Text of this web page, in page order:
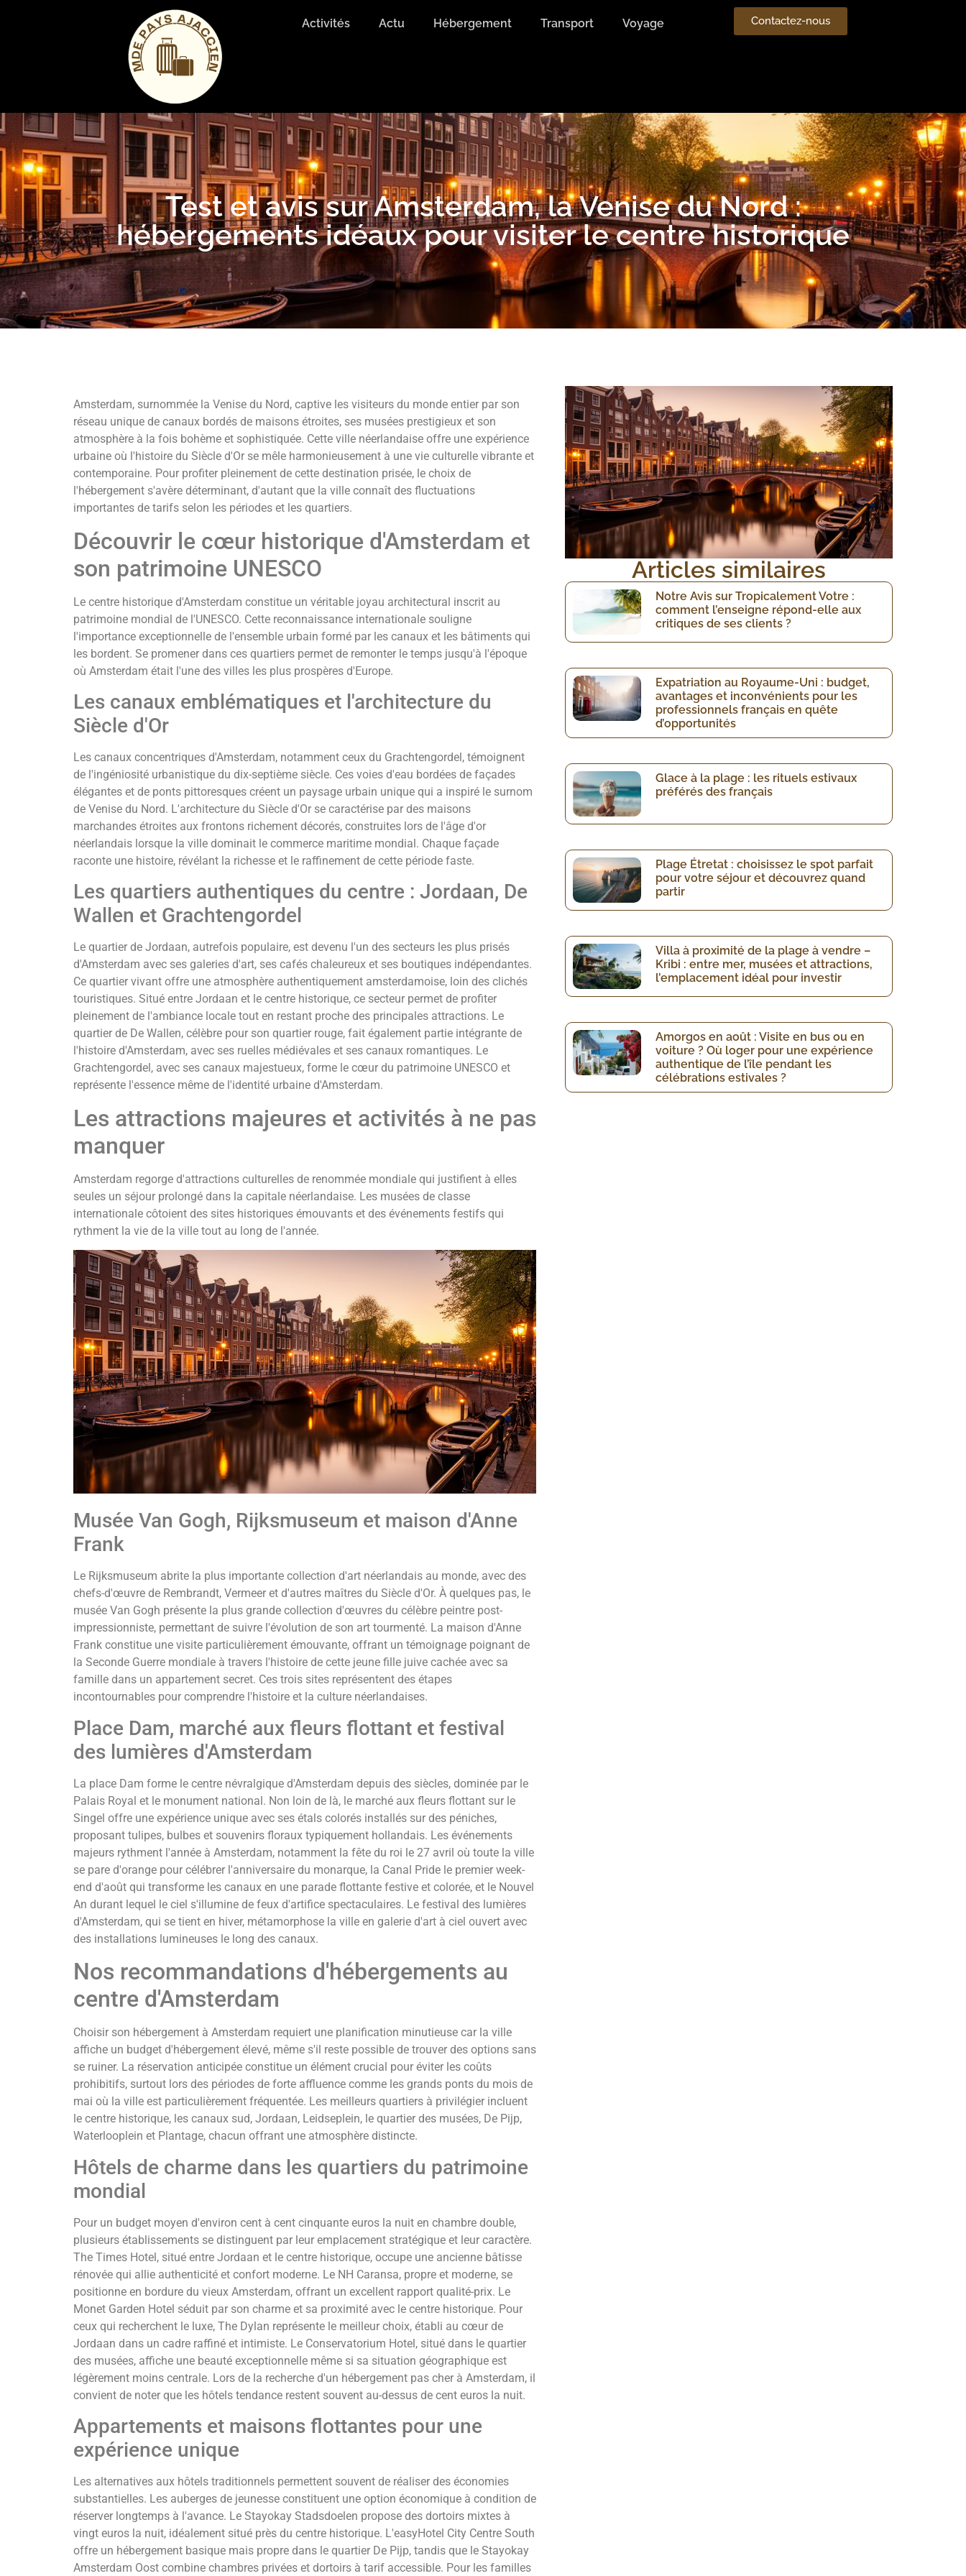
Activités Actu Hébergement Transport Voyage Contactez-nous
Test et avis sur Amsterdam, la Venise du Nord :
hébergements idéaux pour visiter le centre historique
Amsterdam, surnommée la Venise du Nord, captive les visiteurs du monde entier par son
réseau unique de canaux bordés de maisons étroites, ses musées prestigieux et son
atmosphère à la fois bohème et sophistiquée. Cette ville néerlandaise offre une expérience
urbaine où l'histoire du Siècle d'Or se mêle harmonieusement à une vie culturelle vibrante et
contemporaine. Pour profiter pleinement de cette destination prisée, le choix de
l'hébergement s'avère déterminant, d'autant que la ville connaît des fluctuations
importantes de tarifs selon les périodes et les quartiers.
Découvrir le cœur historique d'Amsterdam et
son patrimoine UNESCO
Le centre historique d'Amsterdam constitue un véritable joyau architectural inscrit au
patrimoine mondial de l'UNESCO. Cette reconnaissance internationale souligne
l'importance exceptionnelle de l'ensemble urbain formé par les canaux et les bâtiments qui
les bordent. Se promener dans ces quartiers permet de remonter le temps jusqu'à l'époque
où Amsterdam était l'une des villes les plus prospères d'Europe.
Les canaux emblématiques et l'architecture du
Siècle d'Or
Les canaux concentriques d'Amsterdam, notamment ceux du Grachtengordel, témoignent
de l'ingéniosité urbanistique du dix-septième siècle. Ces voies d'eau bordées de façades
élégantes et de ponts pittoresques créent un paysage urbain unique qui a inspiré le surnom
de Venise du Nord. L'architecture du Siècle d'Or se caractérise par des maisons
marchandes étroites aux frontons richement décorés, construites lors de l'âge d'or
néerlandais lorsque la ville dominait le commerce maritime mondial. Chaque façade
raconte une histoire, révélant la richesse et le raffinement de cette période faste.
Les quartiers authentiques du centre : Jordaan, De
Wallen et Grachtengordel
Le quartier de Jordaan, autrefois populaire, est devenu l'un des secteurs les plus prisés
d'Amsterdam avec ses galeries d'art, ses cafés chaleureux et ses boutiques indépendantes.
Ce quartier vivant offre une atmosphère authentiquement amsterdamoise, loin des clichés
touristiques. Situé entre Jordaan et le centre historique, ce secteur permet de profiter
pleinement de l'ambiance locale tout en restant proche des principales attractions. Le
quartier de De Wallen, célèbre pour son quartier rouge, fait également partie intégrante de
l'histoire d'Amsterdam, avec ses ruelles médiévales et ses canaux romantiques. Le
Grachtengordel, avec ses canaux majestueux, forme le cœur du patrimoine UNESCO et
représente l'essence même de l'identité urbaine d'Amsterdam.
Les attractions majeures et activités à ne pas
manquer
Amsterdam regorge d'attractions culturelles de renommée mondiale qui justifient à elles
seules un séjour prolongé dans la capitale néerlandaise. Les musées de classe
internationale côtoient des sites historiques émouvants et des événements festifs qui
rythment la vie de la ville tout au long de l'année.
Musée Van Gogh, Rijksmuseum et maison d'Anne
Frank
Le Rijksmuseum abrite la plus importante collection d'art néerlandais au monde, avec des
chefs-d'œuvre de Rembrandt, Vermeer et d'autres maîtres du Siècle d'Or. À quelques pas, le
musée Van Gogh présente la plus grande collection d'œuvres du célèbre peintre post-
impressionniste, permettant de suivre l'évolution de son art tourmenté. La maison d'Anne
Frank constitue une visite particulièrement émouvante, offrant un témoignage poignant de
la Seconde Guerre mondiale à travers l'histoire de cette jeune fille juive cachée avec sa
famille dans un appartement secret. Ces trois sites représentent des étapes
incontournables pour comprendre l'histoire et la culture néerlandaises.
Place Dam, marché aux fleurs flottant et festival
des lumières d'Amsterdam
La place Dam forme le centre névralgique d'Amsterdam depuis des siècles, dominée par le
Palais Royal et le monument national. Non loin de là, le marché aux fleurs flottant sur le
Singel offre une expérience unique avec ses étals colorés installés sur des péniches,
proposant tulipes, bulbes et souvenirs floraux typiquement hollandais. Les événements
majeurs rythment l'année à Amsterdam, notamment la fête du roi le 27 avril où toute la ville
se pare d'orange pour célébrer l'anniversaire du monarque, la Canal Pride le premier week-
end d'août qui transforme les canaux en une parade flottante festive et colorée, et le Nouvel
An durant lequel le ciel s'illumine de feux d'artifice spectaculaires. Le festival des lumières
d'Amsterdam, qui se tient en hiver, métamorphose la ville en galerie d'art à ciel ouvert avec
des installations lumineuses le long des canaux.
Nos recommandations d'hébergements au
centre d'Amsterdam
Choisir son hébergement à Amsterdam requiert une planification minutieuse car la ville
affiche un budget d'hébergement élevé, même s'il reste possible de trouver des options sans
se ruiner. La réservation anticipée constitue un élément crucial pour éviter les coûts
prohibitifs, surtout lors des périodes de forte affluence comme les grands ponts du mois de
mai où la ville est particulièrement fréquentée. Les meilleurs quartiers à privilégier incluent
le centre historique, les canaux sud, Jordaan, Leidseplein, le quartier des musées, De Pijp,
Waterlooplein et Plantage, chacun offrant une atmosphère distincte.
Hôtels de charme dans les quartiers du patrimoine
mondial
Pour un budget moyen d'environ cent à cent cinquante euros la nuit en chambre double,
plusieurs établissements se distinguent par leur emplacement stratégique et leur caractère.
The Times Hotel, situé entre Jordaan et le centre historique, occupe une ancienne bâtisse
rénovée qui allie authenticité et confort moderne. Le NH Caransa, propre et moderne, se
positionne en bordure du vieux Amsterdam, offrant un excellent rapport qualité-prix. Le
Monet Garden Hotel séduit par son charme et sa proximité avec le centre historique. Pour
ceux qui recherchent le luxe, The Dylan représente le meilleur choix, établi au cœur de
Jordaan dans un cadre raffiné et intimiste. Le Conservatorium Hotel, situé dans le quartier
des musées, affiche une beauté exceptionnelle même si sa situation géographique est
légèrement moins centrale. Lors de la recherche d'un hébergement pas cher à Amsterdam, il
convient de noter que les hôtels tendance restent souvent au-dessus de cent euros la nuit.
Appartements et maisons flottantes pour une
expérience unique
Les alternatives aux hôtels traditionnels permettent souvent de réaliser des économies
substantielles. Les auberges de jeunesse constituent une option économique à condition de
réserver longtemps à l'avance. Le Stayokay Stadsdoelen propose des dortoirs mixtes à
vingt euros la nuit, idéalement situé près du centre historique. L'easyHotel City Centre South
offre un hébergement basique mais propre dans le quartier De Pijp, tandis que le Stayokay
Amsterdam Oost combine chambres privées et dortoirs à tarif accessible. Pour les familles
Articles similaires
Notre Avis sur Tropicalement Votre :
comment l’enseigne répond-elle aux
critiques de ses clients ?
Expatriation au Royaume-Uni : budget,
avantages et inconvénients pour les
professionnels français en quête
d’opportunités
Glace à la plage : les rituels estivaux
préférés des français
Plage Étretat : choisissez le spot parfait
pour votre séjour et découvrez quand
partir
Villa à proximité de la plage à vendre –
Kribi : entre mer, musées et attractions,
l’emplacement idéal pour investir
Amorgos en août : Visite en bus ou en
voiture ? Où loger pour une expérience
authentique de l’île pendant les
célébrations estivales ?